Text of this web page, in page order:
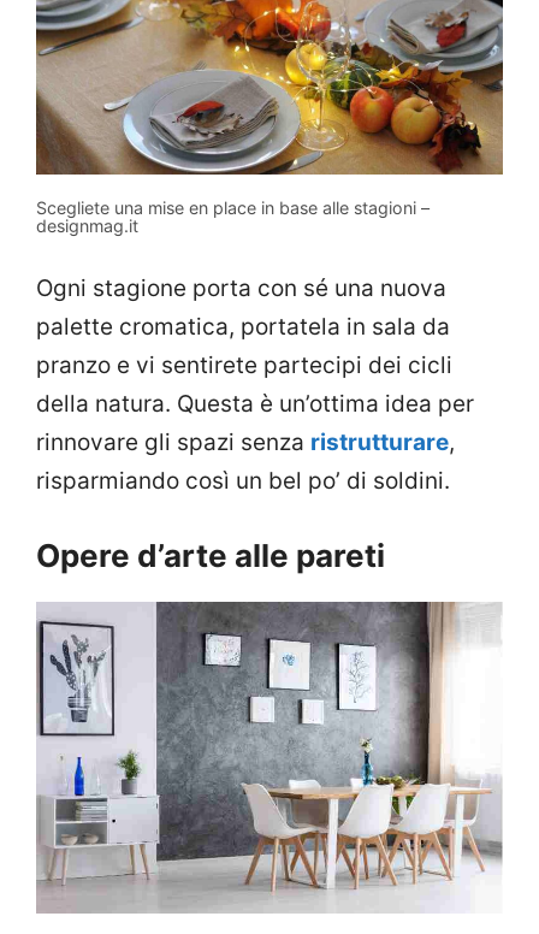
Scegliete una mise en place in base alle stagioni –
designmag.it
Ogni stagione porta con sé una nuova
palette cromatica, portatela in sala da
pranzo e vi sentirete partecipi dei cicli
della natura. Questa è un’ottima idea per
rinnovare gli spazi senza ristrutturare,
risparmiando così un bel po’ di soldini.
Opere d’arte alle pareti